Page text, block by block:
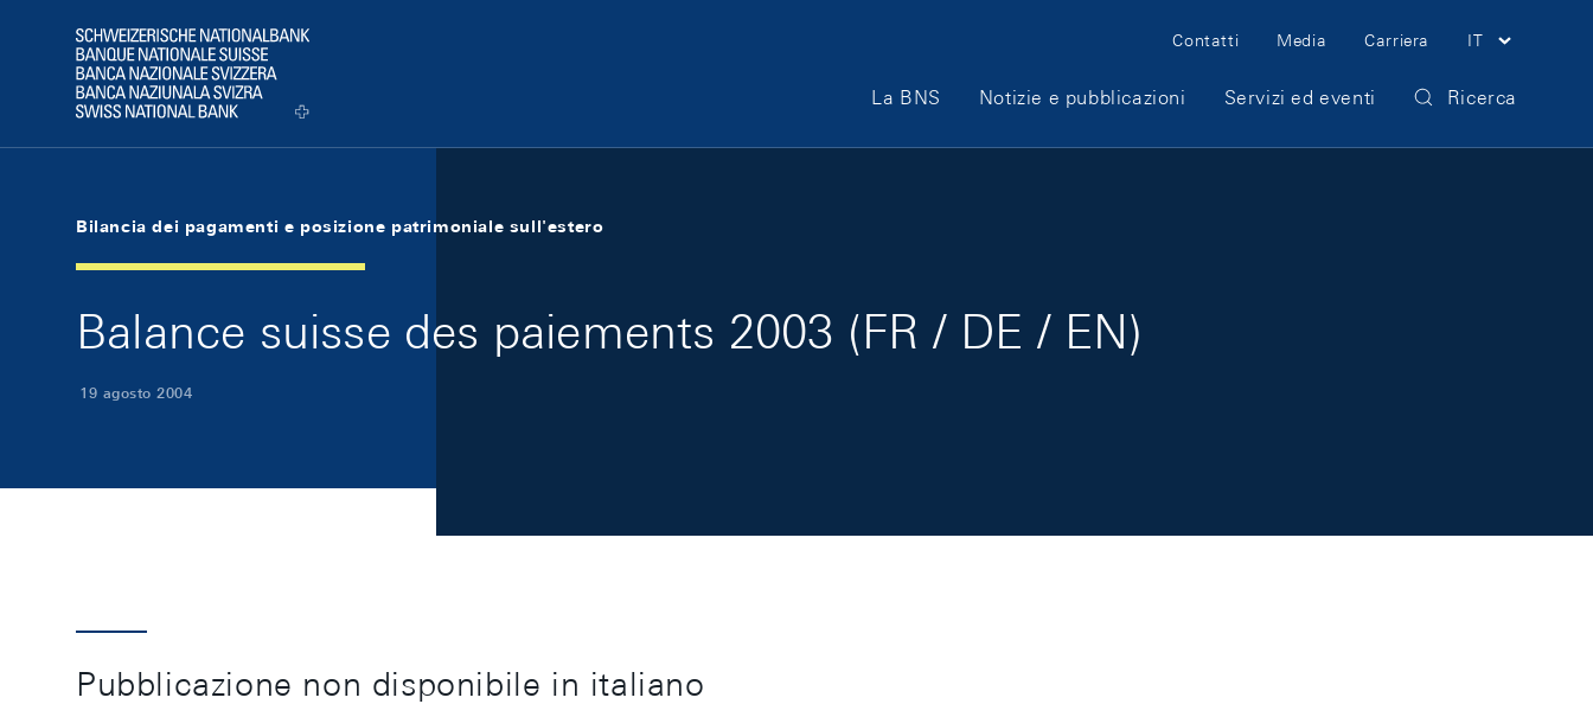
Logo
Meta Navigation
Contatti Media Carriera IT
Main Navigation
La BNS Notizie e pubblicazioni Servizi ed eventi Ricerca
Bilancia dei pagamenti e posizione patrimoniale sull'estero
Balance suisse des paiements 2003 (FR / DE / EN)
19 agosto 2004
Pubblicazione non disponibile in italiano